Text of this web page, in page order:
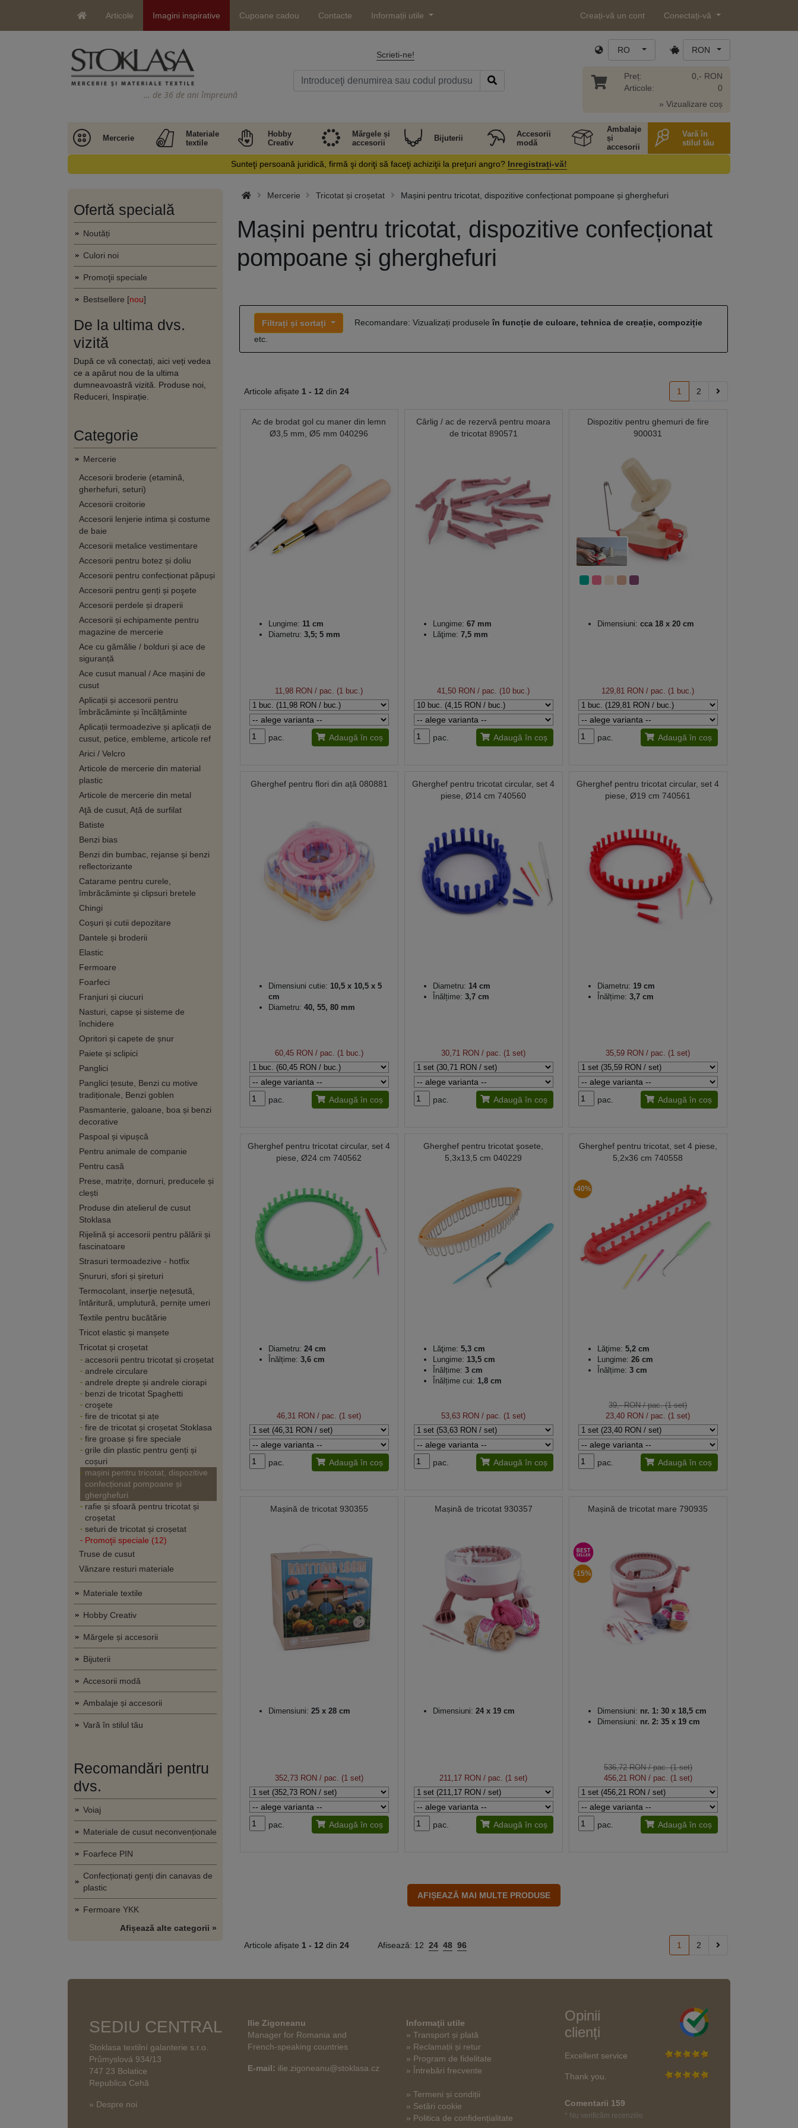
Articole Imagini inspirative Cupoane cadou Contacte Informații utile Creați-vă un cont Conectați-vă
… de 36 de ani împreună
Scrieti-ne! RO RON
Preț:
Articole:
0,- RON
0
» Vizualizare coș
Mercerie
Materiale
textile
Hobby
Creativ
Mărgele și
accesorii
Bijuterii
Accesorii
modă
Ambalaje
și
accesorii
Vară în
stilul tău
Sunteţi persoană juridică, firmă şi doriţi să faceţi achiziţii la preţuri angro? Inregistrați-vă!
Ofertă specială
Noutăți
Culori noi
Promoţii speciale
Bestsellere [nou]
De la ultima dvs.
vizită
După ce vă conectați, aici veți vedea
ce a apărut nou de la ultima
dumneavoastră vizită. Produse noi,
Reduceri, Inspirație.
Categorie
Mercerie
Accesorii broderie (etamină,
gherhefuri, seturi)
Accesorii croitorie
Accesorii lenjerie intima și costume
de baie
Accesorii metalice vestimentare
Accesorii pentru botez și doliu
Accesorii pentru confecționat păpuși
Accesorii pentru genți și poşete
Accesorii perdele și draperii
Accesorii și echipamente pentru
magazine de mercerie
Ace cu gămălie / bolduri și ace de
siguranță
Ace cusut manual / Ace mașini de
cusut
Aplicații și accesorii pentru
îmbrăcăminte și încălțăminte
Aplicații termoadezive și aplicații de
cusut, petice, embleme, articole ref
Arici / Velcro
Articole de mercerie din material
plastic
Articole de mercerie din metal
Aţă de cusut, Ață de surfilat
Batiste
Benzi bias
Benzi din bumbac, rejanse și benzi
reflectorizante
Catarame pentru curele,
îmbrăcăminte și clipsuri bretele
Chingi
Coșuri și cutii depozitare
Dantele și broderii
Elastic
Fermoare
Foarfeci
Franjuri și ciucuri
Nasturi, capse și sisteme de
închidere
Opritori și capete de șnur
Paiete și sclipici
Panglici
Panglici țesute, Benzi cu motive
tradiționale, Benzi goblen
Pasmanterie, galoane, boa și benzi
decorative
Paspoal și vipușcă
Pentru animale de companie
Pentru casă
Prese, matrițe, dornuri, preducele și
clești
Produse din atelierul de cusut
Stoklasa
Rijelină și accesorii pentru pălării și
fascinatoare
Strasuri termoadezive - hotfix
Șnururi, sfori și șireturi
Termocolant, inserţie neţesută,
întăritură, umplutură, pernițe umeri
Textile pentru bucătărie
Tricot elastic și manșete
Tricotat și croșetat
accesorii pentru tricotat și croșetat
andrele circulare
andrele drepte și andrele ciorapi
benzi de tricotat Spaghetti
croşete
fire de tricotat și ațe
fire de tricotat și croșetat Stoklasa
fire groase și fire speciale
grile din plastic pentru genți și
coșuri
mașini pentru tricotat, dispozitive
confecționat pompoane și
gherghefuri
rafie și sfoară pentru tricotat și
croșetat
seturi de tricotat și croșetat
Promoţii speciale (12)
Truse de cusut
Vânzare resturi materiale
Materiale textile
Hobby Creativ
Mărgele și accesorii
Bijuterii
Accesorii modă
Ambalaje și accesorii
Vară în stilul tău
Recomandări pentru
dvs.
Voiaj
Materiale de cusut neconvenționale
Foarfece PIN
Confecționați genți din canavas de
plastic
Fermoare YKK
Afișează alte categorii »
Mercerie Tricotat și croșetat Mașini pentru tricotat, dispozitive confecționat pompoane și gherghefuri
Mașini pentru tricotat, dispozitive confecționat
pompoane și gherghefuri
Filtrați și sortați Recomandare: Vizualizați produseleîn funcție de culoare, tehnica de creație, compoziție
etc.
Articole afișate 1 - 12 din 24 1 2
Ac de brodat gol cu maner din lemn
Ø3,5 mm, Ø5 mm 040296
Lungime: 11 cm
Diametru: 3,5; 5 mm
11,98 RON / pac. (1 buc.)
pac. Adaugă în coș
Cârlig / ac de rezervă pentru moara
de tricotat 890571
Lungime: 67 mm
Lăţime: 7,5 mm
41,50 RON / pac. (10 buc.)
pac. Adaugă în coș
Dispozitiv pentru ghemuri de fire
900031
Dimensiuni: cca 18 x 20 cm
129,81 RON / pac. (1 buc.)
pac. Adaugă în coș
Gherghef pentru flori din ață 080881
Dimensiuni cutie: 10,5 x 10,5 x 5
cm
Diametru: 40, 55, 80 mm
60,45 RON / pac. (1 buc.)
pac. Adaugă în coș
Gherghef pentru tricotat circular, set 4
piese, Ø14 cm 740560
Diametru: 14 cm
Înălțime: 3,7 cm
30,71 RON / pac. (1 set)
pac. Adaugă în coș
Gherghef pentru tricotat circular, set 4
piese, Ø19 cm 740561
Diametru: 19 cm
Înălțime: 3,7 cm
35,59 RON / pac. (1 set)
pac. Adaugă în coș
Gherghef pentru tricotat circular, set 4
piese, Ø24 cm 740562
Diametru: 24 cm
Înălțime: 3,6 cm
46,31 RON / pac. (1 set)
pac. Adaugă în coș
Gherghef pentru tricotat şosete,
5,3x13,5 cm 040229
Lăţime: 5,3 cm
Lungime: 13,5 cm
Înălțime: 3 cm
Înălțime cui: 1,8 cm
53,63 RON / pac. (1 set)
pac. Adaugă în coș
Gherghef pentru tricotat, set 4 piese,
5,2x36 cm 740558
-40%
Lăţime: 5,2 cm
Lungime: 26 cm
Înălțime: 3 cm
39,- RON/ pac. (1 set)
23,40 RON / pac. (1 set)
pac. Adaugă în coș
Mașină de tricotat 930355
Dimensiuni: 25 x 28 cm
352,73 RON / pac. (1 set)
pac. Adaugă în coș
Mașină de tricotat 930357
Dimensiuni: 24 x 19 cm
211,17 RON / pac. (1 set)
pac. Adaugă în coș
Mașină de tricotat mare 790935
-15%
Dimensiuni: nr. 1: 30 x 18,5 cm
Dimensiuni: nr. 2: 35 x 19 cm
536,72 RON/ pac. (1 set)
456,21 RON / pac. (1 set)
pac. Adaugă în coș
Articole afișate 1 - 12 din 24 Afisează: 12 24 48 96 1 2
SEDIU CENTRAL
Stoklasa textilní galanterie s.r.o.
Průmyslová 934/13
747 23 Bolatice
Republica Cehă
» Despre noi
Ilie Zigoneanu
Manager for Romania and
French-speaking countries
E-mail: ilie.zigoneanu@stoklasa.cz
Informaţii utile
» Transport și plată
» Reclamații și retur
» Program de fidelitate
» Întrebări frecvente
» Termeni și condiții
» Setări cookie
» Politica de confidențialitate
Opinii
clienți
Excellent service
Thank you.
Comentarii 159
* Nu verificăm recenziile